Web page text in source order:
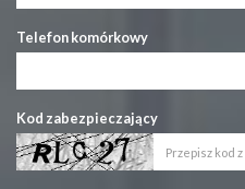
Telefon komórkowy
Kod zabezpieczający